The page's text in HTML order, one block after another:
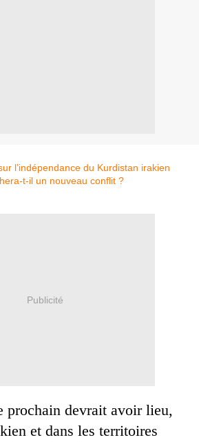
Publicité
prochain devrait avoir lieu,
et dans les territoires